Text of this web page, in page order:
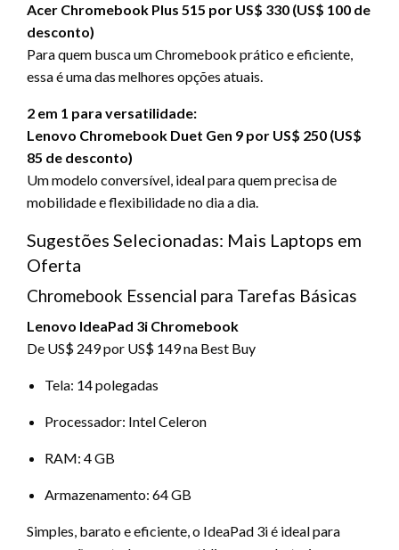
Acer Chromebook Plus 515 por US$ 330 (US$ 100 de
desconto)
Para quem busca um Chromebook prático e eficiente,
essa é uma das melhores opções atuais.
2 em 1 para versatilidade:
Lenovo Chromebook Duet Gen 9 por US$ 250 (US$
85 de desconto)
Um modelo conversível, ideal para quem precisa de
mobilidade e flexibilidade no dia a dia.
Sugestões Selecionadas: Mais Laptops em
Oferta
Chromebook Essencial para Tarefas Básicas
Lenovo IdeaPad 3i Chromebook
De US$ 249 por US$ 149 na Best Buy
Tela: 14 polegadas
Processador: Intel Celeron
RAM: 4 GB
Armazenamento: 64 GB
Simples, barato e eficiente, o IdeaPad 3i é ideal para